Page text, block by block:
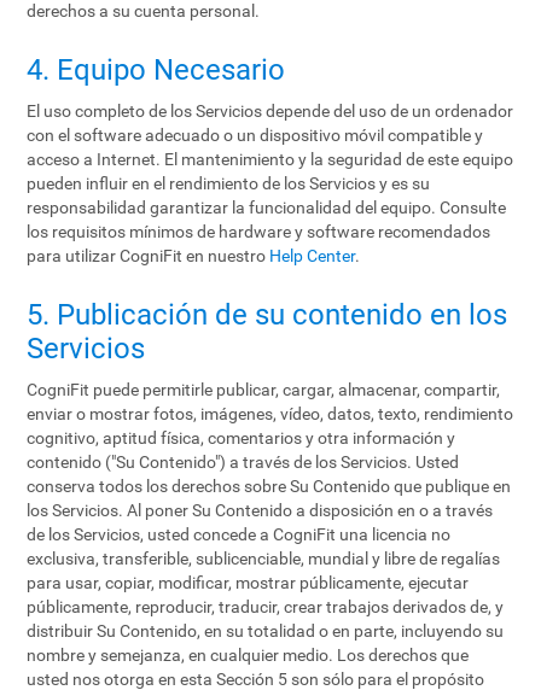
derechos a su cuenta personal.
4. Equipo Necesario
El uso completo de los Servicios depende del uso de un ordenador
con el software adecuado o un dispositivo móvil compatible y
acceso a Internet. El mantenimiento y la seguridad de este equipo
pueden influir en el rendimiento de los Servicios y es su
responsabilidad garantizar la funcionalidad del equipo. Consulte
los requisitos mínimos de hardware y software recomendados
para utilizar CogniFit en nuestro Help Center.
5. Publicación de su contenido en los
Servicios
CogniFit puede permitirle publicar, cargar, almacenar, compartir,
enviar o mostrar fotos, imágenes, vídeo, datos, texto, rendimiento
cognitivo, aptitud física, comentarios y otra información y
contenido ("Su Contenido") a través de los Servicios. Usted
conserva todos los derechos sobre Su Contenido que publique en
los Servicios. Al poner Su Contenido a disposición en o a través
de los Servicios, usted concede a CogniFit una licencia no
exclusiva, transferible, sublicenciable, mundial y libre de regalías
para usar, copiar, modificar, mostrar públicamente, ejecutar
públicamente, reproducir, traducir, crear trabajos derivados de, y
distribuir Su Contenido, en su totalidad o en parte, incluyendo su
nombre y semejanza, en cualquier medio. Los derechos que
usted nos otorga en esta Sección 5 son sólo para el propósito